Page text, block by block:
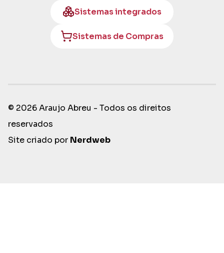
Sistemas integrados
Sistemas de Compras
© 2026 Araujo Abreu - Todos os direitos
reservados
Site criado por Nerdweb